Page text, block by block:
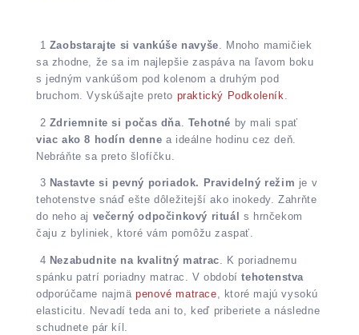
1 Zaobstarajte si vankúše navyše . Mnoho mamičiek
sa zhodne, že sa im najlepšie zaspáva na ľavom boku
s jedným vankúšom pod kolenom a druhým pod
bruchom. Vyskúšajte preto praktický Podkoleník
2 Zdriemnite si počas dňa Tehotné by mali spať
viac ako 8 hodín denne a ideálne hodinu cez deň.
Nebráňte sa preto šlofíčku.
3 Nastavte si pevný poriadok. Pravidelný režim je v
tehotenstve snáď ešte dôležitejší ako inokedy. Zahrňte
do neho aj večerný odpočinkový rituál s hrnčekom
čaju z byliniek, ktoré vám pomôžu zaspať.
4 Nezabudnite na kvalitný matrac. K poriadnemu
spánku patrí poriadny matrac. V obdobítehotenstva
odporúčame najmäpenové matrace, ktoré majú vysokú
elasticitu. Nevadí teda ani to, keď priberiete a následne
schudnete pár kíl.